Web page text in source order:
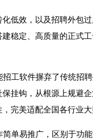
低效，以及招聘外包
稳定、高质量的正式
工软件摒弃了传统招
挂钩，从根源上规避
完美适配全国各行业
单易推广，区别于功